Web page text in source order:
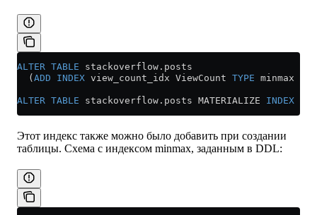
ALTER TABLE stackoverflow . posts
  (
ADD INDEX view_count_idx ViewCount TYPE minmax
ALTER TABLE stackoverflow . posts MATERIALIZE INDEX
Этот индекс также можно было добавить при создании
таблицы. Схема с индексом minmax, заданным в DDL: